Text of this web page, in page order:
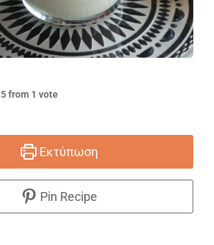
5from 1 vote
Εκτύπωση
Pin Recipe